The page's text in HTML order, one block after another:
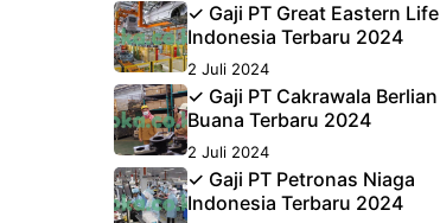
✓ Gaji PT Great Eastern Life
Indonesia Terbaru 2024
2 Juli 2024
✓ Gaji PT Cakrawala Berlian
Buana Terbaru 2024
2 Juli 2024
✓ Gaji PT Petronas Niaga
Indonesia Terbaru 2024